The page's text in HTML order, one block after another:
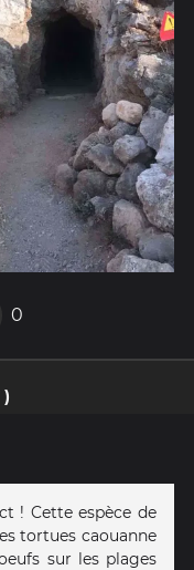
0
! Cette espèce de
tortues caouanne
sur les plages